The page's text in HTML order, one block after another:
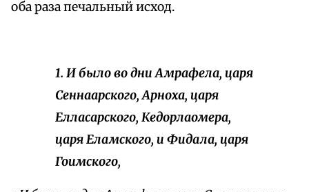
оба раза печальный исход.
1. И было во дни Амрафела, царя
Сеннаарского, Арноха, царя
Елласарского, Кедорлаомера,
царя Еламского, и Фидала, царя
Гоимского,